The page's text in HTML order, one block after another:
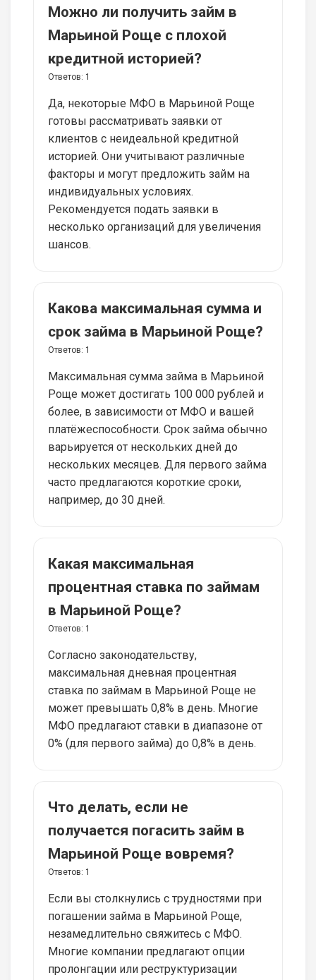
Можно ли получить займ в
Марьиной Роще с плохой
кредитной историей?
Ответов: 1
Да, некоторые МФО в Марьиной Роще
готовы рассматривать заявки от
клиентов с неидеальной кредитной
историей. Они учитывают различные
факторы и могут предложить займ на
индивидуальных условиях.
Рекомендуется подать заявки в
несколько организаций для увеличения
шансов.
Какова максимальная сумма и
срок займа в Марьиной Роще?
Ответов: 1
Максимальная сумма займа в Марьиной
Роще может достигать 100 000 рублей и
более, в зависимости от МФО и вашей
платёжеспособности. Срок займа обычно
варьируется от нескольких дней до
нескольких месяцев. Для первого займа
часто предлагаются короткие сроки,
например, до 30 дней.
Какая максимальная
процентная ставка по займам
в Марьиной Роще?
Ответов: 1
Согласно законодательству,
максимальная дневная процентная
ставка по займам в Марьиной Роще не
может превышать 0,8% в день. Многие
МФО предлагают ставки в диапазоне от
0% (для первого займа) до 0,8% в день.
Что делать, если не
получается погасить займ в
Марьиной Роще вовремя?
Ответов: 1
Если вы столкнулись с трудностями при
погашении займа в Марьиной Роще,
незамедлительно свяжитесь с МФО.
Многие компании предлагают опции
пролонгации или реструктуризации